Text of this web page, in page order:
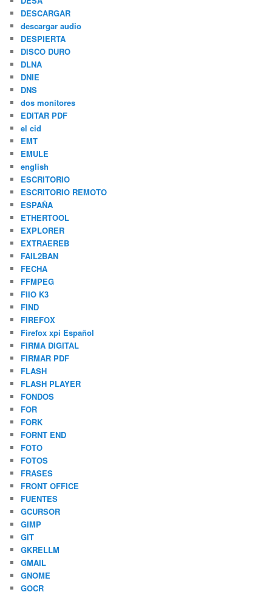
DESCARGAR
descargar audio
DESPIERTA
DISCO DURO
DLNA
DNIE
DNS
dos monitores
EDITAR PDF
el cid
EMT
EMULE
english
ESCRITORIO
ESCRITORIO REMOTO
ESPAÑA
ETHERTOOL
EXPLORER
EXTRAEREB
FAIL2BAN
FECHA
FFMPEG
FIIO K3
FIND
FIREFOX
Firefox xpi Español
FIRMA DIGITAL
FIRMAR PDF
FLASH
FLASH PLAYER
FONDOS
FOR
FORK
FORNT END
FOTO
FOTOS
FRASES
FRONT OFFICE
FUENTES
GCURSOR
GIMP
GIT
GKRELLM
GMAIL
GNOME
GOCR